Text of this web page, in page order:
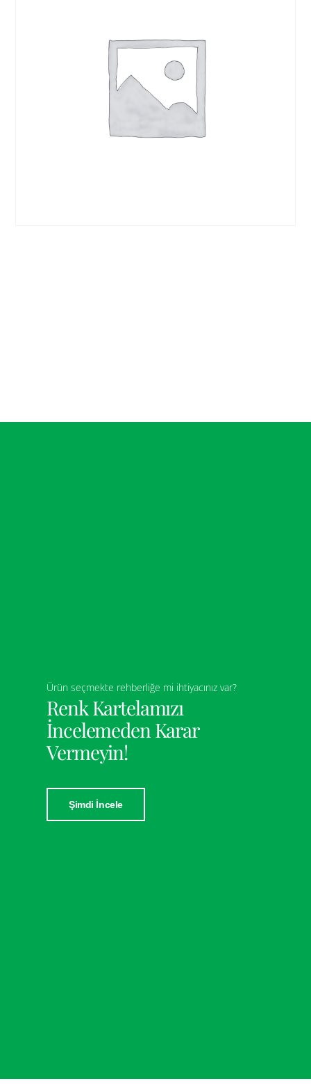
Ürün seçmekte rehberliğe mi ihtiyacınız var?
Renk Kartelamızı
İncelemeden Karar
Vermeyin!
Şimdi İncele